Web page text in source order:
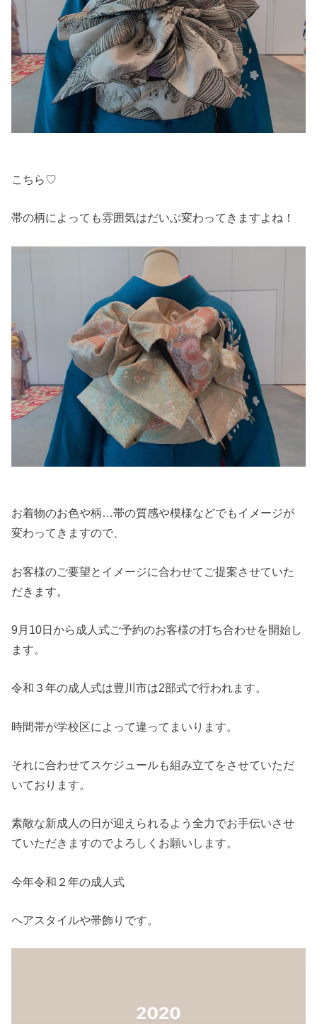
こちら♡
帯の柄によっても雰囲気はだいぶ変わってきますよね！
お着物のお色や柄…帯の質感や模様などでもイメージが
変わってきますので、
お客様のご要望とイメージに合わせてご提案させていた
だきます。
9月10日から成人式ご予約のお客様の打ち合わせを開始し
ます。
令和３年の成人式は豊川市は2部式で行われます。
時間帯が学校区によって違ってまいります。
それに合わせてスケジュールも組み立てをさせていただ
いております。
素敵な新成人の日が迎えられるよう全力でお手伝いさせ
ていただきますのでよろしくお願いします。
今年令和２年の成人式
ヘアスタイルや帯飾りです。